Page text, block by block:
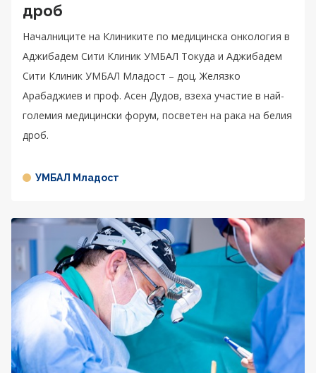
дроб
Началниците на Клиниките по медицинска онкология в
Аджибадем Сити Клиник УМБАЛ Токуда и Аджибадем
Сити Клиник УМБАЛ Младост – доц. Желязко
Арабаджиев и проф. Асен Дудов, взеха участие в най-
големия медицински форум, посветен на рака на белия
дроб.
УМБАЛ Младост